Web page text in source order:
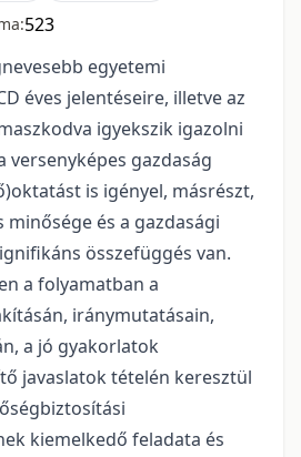
523
egyetemi
éves jelentéseire, illetve az
igyekszik igazolni
versenyképes gazdaság
is igényel, másrészt,
és a gazdasági
összefüggés van.
a folyamatban a
iránymutatásain,
a jó gyakorlatok
javaslatok tételén keresztül
kiemelkedő feladata és